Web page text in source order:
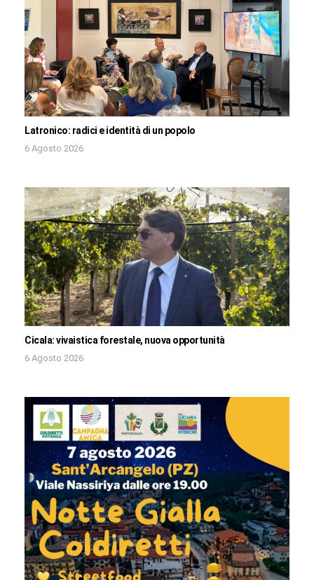
Latronico: radici e identità di un popolo
6 Agosto 2026
Cicala: vivaistica forestale, nuova opportunità
6 Agosto 2026